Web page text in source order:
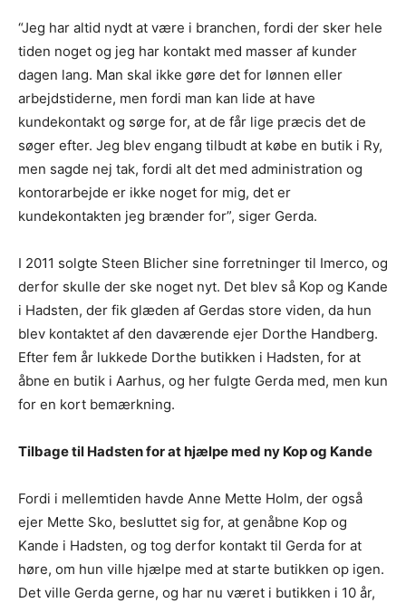
“Jeg har altid nydt at være i branchen, fordi der sker hele
tiden noget og jeg har kontakt med masser af kunder
dagen lang. Man skal ikke gøre det for lønnen eller
arbejdstiderne, men fordi man kan lide at have
kundekontakt og sørge for, at de får lige præcis det de
søger efter. Jeg blev engang tilbudt at købe en butik i Ry,
men sagde nej tak, fordi alt det med administration og
kontorarbejde er ikke noget for mig, det er
kundekontakten jeg brænder for”, siger Gerda.
I 2011 solgte Steen Blicher sine forretninger til Imerco, og
derfor skulle der ske noget nyt. Det blev så Kop og Kande
i Hadsten, der fik glæden af Gerdas store viden, da hun
blev kontaktet af den daværende ejer Dorthe Handberg.
Efter fem år lukkede Dorthe butikken i Hadsten, for at
åbne en butik i Aarhus, og her fulgte Gerda med, men kun
for en kort bemærkning.
Tilbage til Hadsten for at hjælpe med ny Kop og Kande
Fordi i mellemtiden havde Anne Mette Holm, der også
ejer Mette Sko, besluttet sig for, at genåbne Kop og
Kande i Hadsten, og tog derfor kontakt til Gerda for at
høre, om hun ville hjælpe med at starte butikken op igen.
Det ville Gerda gerne, og har nu været i butikken i 10 år,